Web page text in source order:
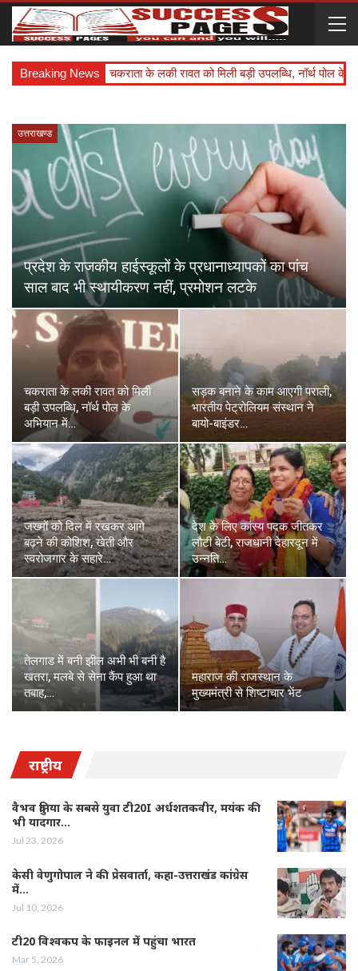
Breaking News
लटके चकराता के लकी रावत को मिली बड़ी उपलब्धि, नॉर्थ पोल के अभियान में करेंगे
उत्तराखण्ड
प्रदेश के राजकीय हाईस्कूलों के प्रधानाध्यापकों का पांच
साल बाद भी स्थायीकरण नहीं, प्रमोशन लटके
चकराता के लकी रावत को मिली
बड़ी उपलब्धि, नॉर्थ पोल के
अभियान में…
सड़क बनाने के काम आएगी पराली,
भारतीय पेट्रोलियम संस्थान ने
बायो-बाइंडर…
जख्मों को दिल में रखकर आगे
बढ़ने की कोशिश, खेती और
स्वरोजगार के सहारे…
देश के लिए कांस्य पदक जीतकर
लौटी बेटी, राजधानी देहारदून में
उन्नति…
तेलगाड में बनी झील अभी भी बनी है
खतरा, मलबे से सेना कैंप हुआ था
तबाह,…
महाराज की राजस्थान के
मुख्यमंत्री से शिष्टाचार भेंट
राष्ट्रीय
वैभव दुनिया के सबसे युवा टी20I अर्धशतकवीर, मयंक की
भी यादगार…
Jul 23, 2026
केसी वेणुगोपाल ने की प्रेसवार्ता, कहा-उत्तराखंड कांग्रेस
में…
Jul 10, 2026
टी20 विश्वकप के फाइनल में पहुंचा भारत
Mar 5, 2026